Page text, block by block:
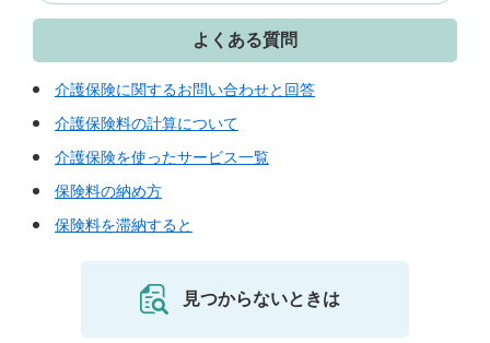
よくある質問
介護保険に関するお問い合わせと回答
介護保険料の計算について
介護保険を使ったサービス一覧
保険料の納め方
保険料を滞納すると
見つからないときは